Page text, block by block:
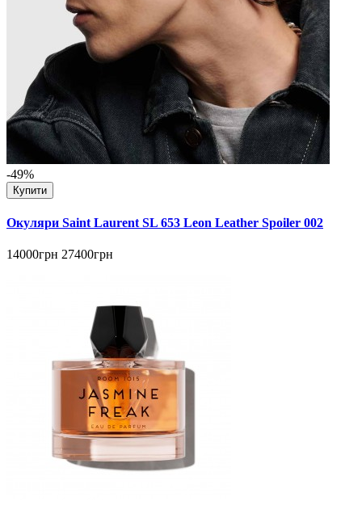
-49%
Купити
Окуляри Saint Laurent SL 653 Leon Leather Spoiler 002
14000грн 27400грн